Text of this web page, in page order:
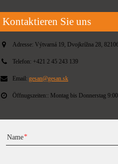
Kontaktieren Sie uns
Adresse: Výtvarná 19, Dvojkrížna 28,
Telefon: +421 2 45 243 139
Email: gesan@gesan.sk
Öffnugszeiten:: Montag bis Donnerstag
Name